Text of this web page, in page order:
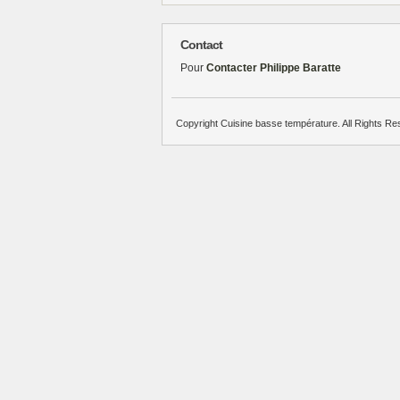
Contact
Pour Contacter Philippe Baratte
Copyright Cuisine basse température. All Rights